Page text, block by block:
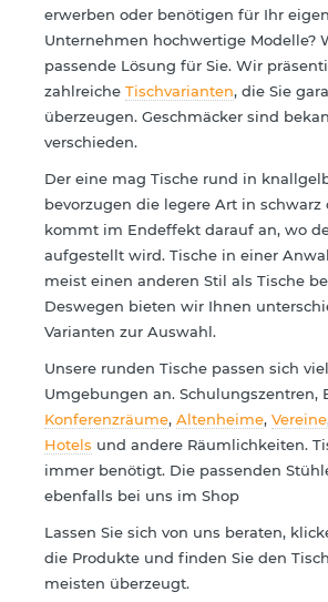
erwerben oder benötigen für Ihr
Unternehmen hochwertige Modelle?
passende Lösung für Sie. Wir
zahlreiche Tischvarianten, die Sie
überzeugen. Geschmäcker sind
verschieden.
Der eine mag Tische rund in
bevorzugen die legere Art in schwarz
kommt im Endeffekt darauf an, wo
aufgestellt wird. Tische in einer
meist einen anderen Stil als Tische
Deswegen bieten wir Ihnen
Varianten zur Auswahl.
Unsere runden Tische passen sich
Umgebungen an. Schulungszentren,
Konferenzräume, Altenheime, Vereine
Hotels und andere Räumlichkeiten.
immer benötigt. Die passenden
ebenfalls bei uns im Shop
Lassen Sie sich von uns beraten,
die Produkte und finden Sie den
meisten überzeugt.